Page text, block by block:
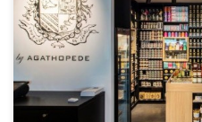
La passion et les différentes
univers chaleureux et convivial dans
vinaigres, les foies gras et rillettes, les
sucrées, le thé, les moutardes et
tapenades… Des […]